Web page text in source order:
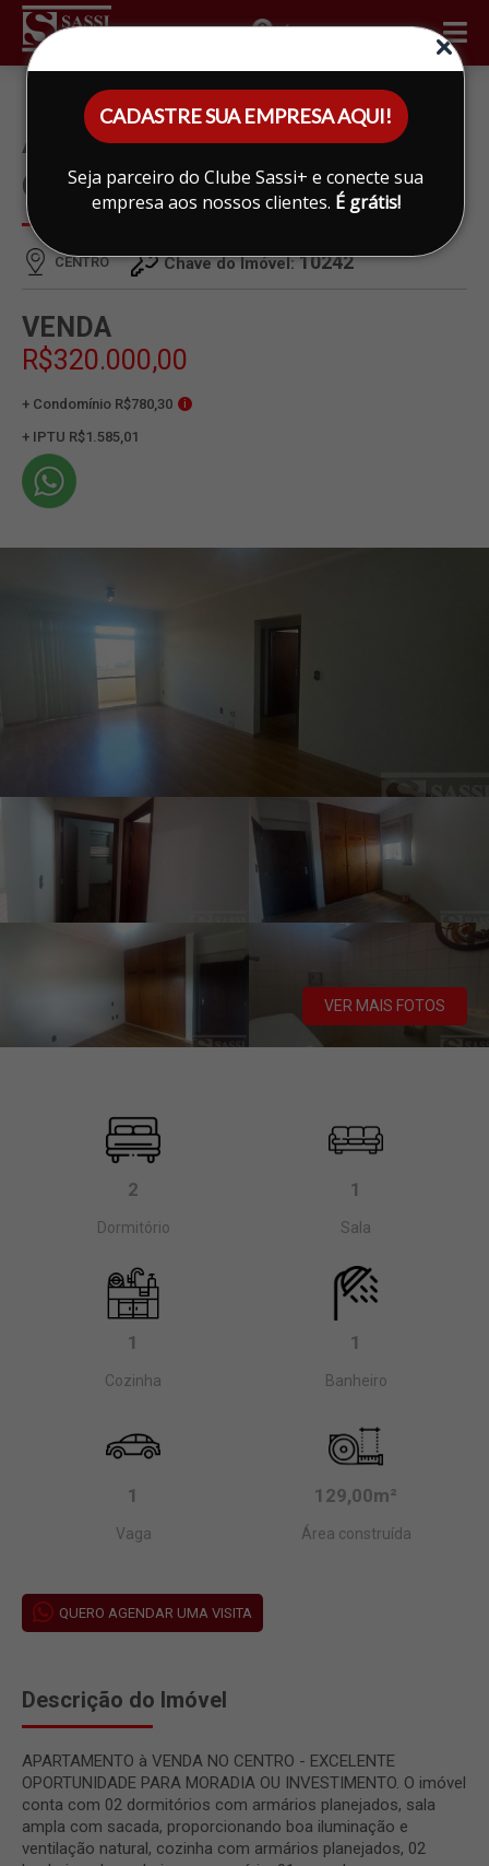
CADASTRE SUA EMPRESA AQUI!
Seja parceiro do Clube Sassi+ e conecte sua
empresa aos nossos clientes. É grátis!
ÁREA DO CLIENTE
APARTAMENTO À VENDA EM
CENTRO, LIMEIRA
CENTRO Chave do Imóvel:10242
VENDA
R$320.000,00
+ Condomínio R$780,30 i
+ IPTU R$1.585,01
VER MAIS FOTOS
2
Dormitório
1
Sala
1
Cozinha
1
Banheiro
1
Vaga
129,00m²
Área construída
QUERO AGENDAR UMA VISITA
Descrição do Imóvel
APARTAMENTO à VENDA NO CENTRO - EXCELENTE
OPORTUNIDADE PARA MORADIA OU INVESTIMENTO. O imóvel
conta com 02 dormitórios com armários planejados, sala
ampla com sacada, proporcionando boa iluminação e
ventilação natural, cozinha com armários planejados, 02